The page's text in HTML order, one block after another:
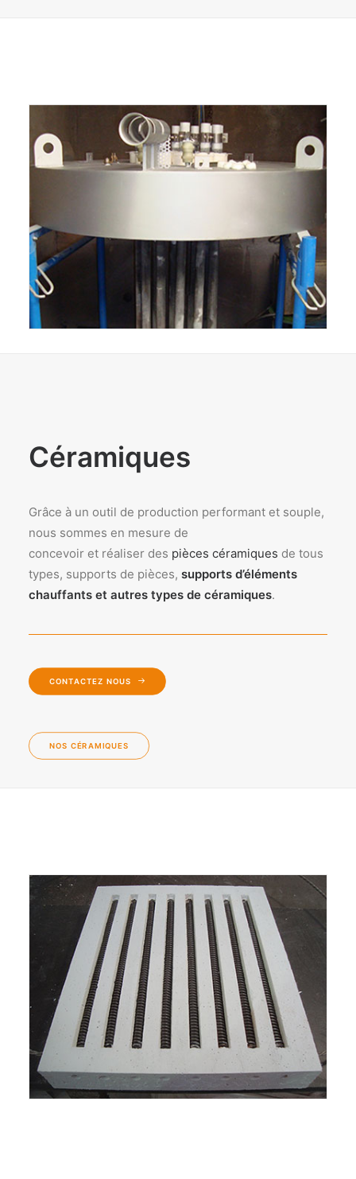
Céramiques
Grâce à un outil de production performant et souple,
nous sommes en mesure de
concevoir et réaliser des pièces céramiques de tous
types, supports de pièces, supports d’éléments
chauffants et autres types de céramiques.
CONTACTEZ NOUS
NOS CÉRAMIQUES